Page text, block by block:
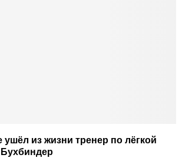
ушёл из жизни тренер по лёгкой